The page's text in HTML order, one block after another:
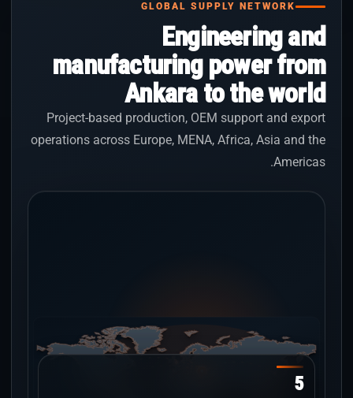
GLOBAL SUPPLY NETWORK
Engineering and
manufacturing power from
Ankara to the world
Project-based production, OEM support and export
operations across Europe, MENA, Africa, Asia and the
Americas.
5